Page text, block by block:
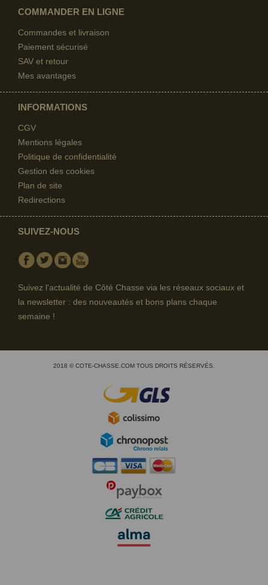
COMMANDER EN LIGNE
Commandes et livraison
Paiement sécurisé
SAV et retour
Mes avantages
INFORMATIONS
CGV
Mentions légales
Politique de confidentialité
Gestion des cookies
Plan de site
Redirections
SUIVEZ-NOUS
Facebook
TwitterInstagram
Suivez l'actualité de Côté Chasse via les réseaux sociaux et
la newsletter : des nouveautés et bons plans chaque
semaine !
2018 © COTE-CHASSE.COM TOUS DROITS RÉSERVÉS.